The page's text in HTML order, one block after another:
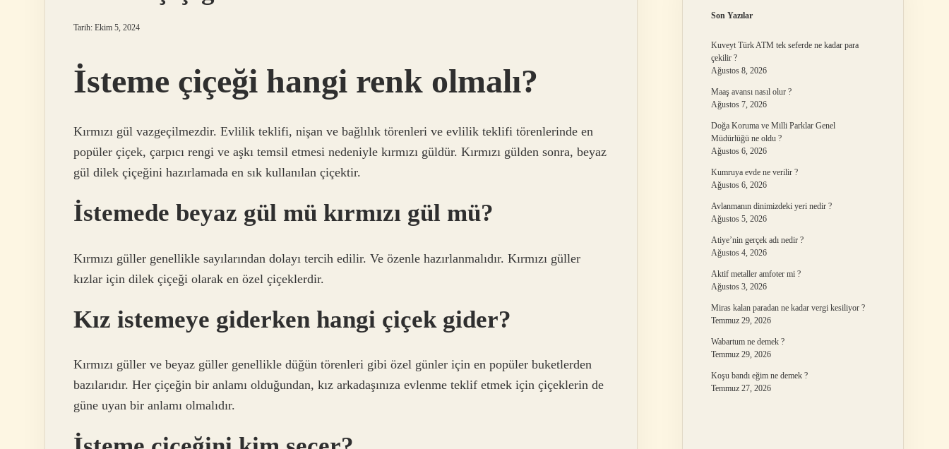
Tarih: Ekim 5, 2024
İsteme çiçeği hangi renk olmalı?
Kırmızı gül vazgeçilmezdir. Evlilik teklifi, nişan ve bağlılık törenleri ve evlilik teklifi törenlerinde en
popüler çiçek, çarpıcı rengi ve aşkı temsil etmesi nedeniyle kırmızı güldür. Kırmızı gülden sonra, beyaz
gül dilek çiçeğini hazırlamada en sık kullanılan çiçektir.
İstemede beyaz gül mü kırmızı gül mü?
Kırmızı güller genellikle sayılarından dolayı tercih edilir. Ve özenle hazırlanmalıdır. Kırmızı güller
kızlar için dilek çiçeği olarak en özel çiçeklerdir.
Kız istemeye giderken hangi çiçek gider?
Kırmızı güller ve beyaz güller genellikle düğün törenleri gibi özel günler için en popüler buketlerden
bazılarıdır. Her çiçeğin bir anlamı olduğundan, kız arkadaşınıza evlenme teklif etmek için çiçeklerin de
güne uyan bir anlamı olmalıdır.
Son Yazılar
Kuveyt Türk ATM tek seferde ne kadar para
çekilir ?
Ağustos 8, 2026
Maaş avansı nasıl olur ?
Ağustos 7, 2026
Doğa Koruma ve Milli Parklar Genel
Müdürlüğü ne oldu ?
Ağustos 6, 2026
Kumruya evde ne verilir ?
Ağustos 6, 2026
Avlanmanın dinimizdeki yeri nedir ?
Ağustos 5, 2026
Atiye’nin gerçek adı nedir ?
Ağustos 4, 2026
Aktif metaller amfoter mi ?
Ağustos 3, 2026
Miras kalan paradan ne kadar vergi kesiliyor ?
Temmuz 29, 2026
Wabartum ne demek ?
Temmuz 29, 2026
Koşu bandı eğim ne demek ?
Temmuz 27, 2026